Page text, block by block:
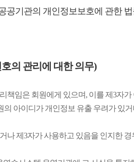
공기관의 개인정보보호에 관한
의 관리에 대한 의무)
임은 회원에게 있으며, 이를 제3자
아이디가 개인정보 유출 우려가 있
제3자가 사용하고 있음을 인지한